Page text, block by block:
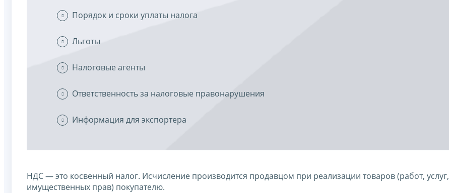
Порядок и сроки уплаты налога
Льготы
Налоговые агенты
Ответственность за налоговые правонарушения
Информация для экспортера
НДС — это косвенный налог. Исчисление производится продавцом при реализации товаров (работ, услуг,
имущественных прав) покупателю.